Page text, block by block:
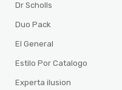
Dr Scholls
Duo Pack
El General
Estilo Por Catalogo
Experta ilusion